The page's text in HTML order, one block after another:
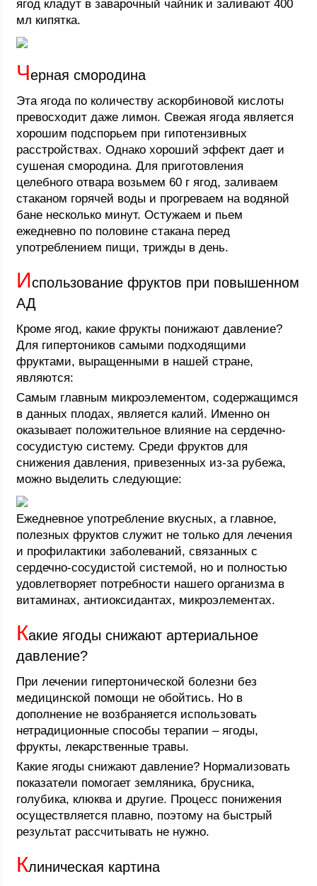
ягод кладут в заварочный чайник и заливают 400
мл кипятка.
Черная смородина
Эта ягода по количеству аскорбиновой кислоты
превосходит даже лимон. Свежая ягода является
хорошим подспорьем при гипотензивных
расстройствах. Однако хороший эффект дает и
сушеная смородина. Для приготовления
целебного отвара возьмем 60 г ягод, заливаем
стаканом горячей воды и прогреваем на водяной
бане несколько минут. Остужаем и пьем
ежедневно по половине стакана перед
употреблением пищи, трижды в день.
Использование фруктов при повышенном
АД
Кроме ягод, какие фрукты понижают давление?
Для гипертоников самыми подходящими
фруктами, выращенными в нашей стране,
являются:
Самым главным микроэлементом, содержащимся
в данных плодах, является калий. Именно он
оказывает положительное влияние на сердечно-
сосудистую систему. Среди фруктов для
снижения давления, привезенных из-за рубежа,
можно выделить следующие:
Ежедневное употребление вкусных, а главное,
полезных фруктов служит не только для лечения
и профилактики заболеваний, связанных с
сердечно-сосудистой системой, но и полностью
удовлетворяет потребности нашего организма в
витаминах, антиоксидантах, микроэлементах.
Какие ягоды снижают артериальное
давление?
При лечении гипертонической болезни без
медицинской помощи не обойтись. Но в
дополнение не возбраняется использовать
нетрадиционные способы терапии – ягоды,
фрукты, лекарственные травы.
Какие ягоды снижают давление? Нормализовать
показатели помогает земляника, брусника,
голубика, клюква и другие. Процесс понижения
осуществляется плавно, поэтому на быстрый
результат рассчитывать не нужно.
Клиническая картина